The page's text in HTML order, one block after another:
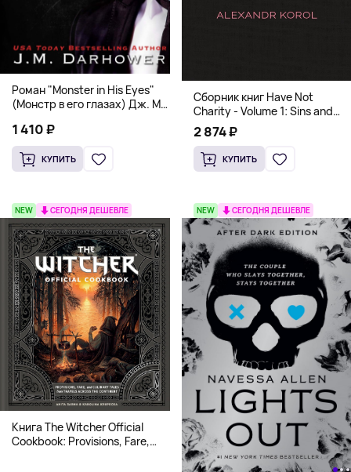
Роман "Monster in His Eyes"
(Монстр в его глазах) Дж. М.
18+
1 410 ₽
КУПИТЬ
Сборник книг Have Not
Charity - Volume 1: Sins and
Volume 2: Virtues
2 874 ₽
КУПИТЬ
NEW СЕГОДНЯ ДЕШЕВЛЕ
Книга The Witcher Official
Cookbook: Provisions, Fare,
NEW СЕГОДНЯ ДЕШЕВЛЕ